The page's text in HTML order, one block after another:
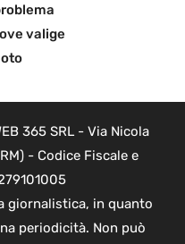
valige
365 SRL - Via Nicola
- Codice Fiscale e
giornalistica, in quanto
periodicità. Non può